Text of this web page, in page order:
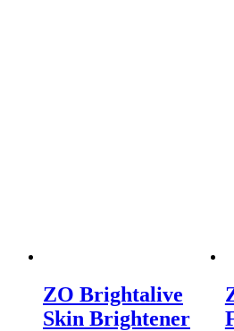
ZO Brightalive
Skin Brightener